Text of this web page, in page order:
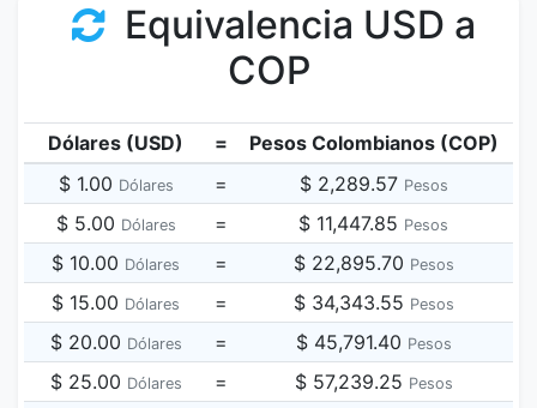
Equivalencia USD a
COP
Dólares (USD) =
Pesos Colombianos (COP)
$ 1.00 Dólares = $ 2,289.57 Pesos
$ 5.00 Dólares = $ 11,447.85 Pesos
$ 10.00 Dólares = $ 22,895.70 Pesos
$ 15.00 Dólares = $ 34,343.55 Pesos
$ 20.00 Dólares = $ 45,791.40 Pesos
$ 25.00 Dólares = $ 57,239.25 Pesos